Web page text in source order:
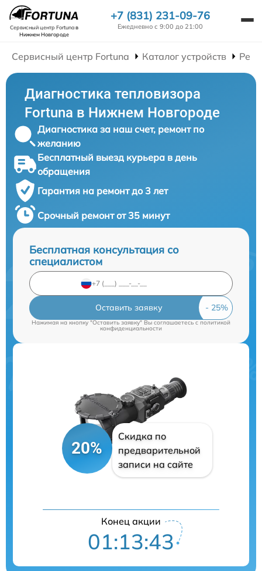
Сервисный центр Fortunaв
Нижнем Новгороде
+7 (831) 231-09-76
Ежедневно с 9:00 до 21:00
Сервисный центр Fortuna Каталог устройств
Диагностика тепловизора
Fortuna в Нижнем Новгороде
Диагностика за наш счет, ремонт по
желанию
Бесплатный выезд курьера в день
обращения
Гарантия на ремонт до 3 лет
Срочный ремонт от 35 минут
Бесплатная консультация со
специалистом
Оставить заявку
Нажимая на кнопку "Оставить заявку" Вы соглашаетесь cполитикой
конфиденциальности
20%
Скидка по
предварительной
записи на сайте
Конец акции
01:13:43